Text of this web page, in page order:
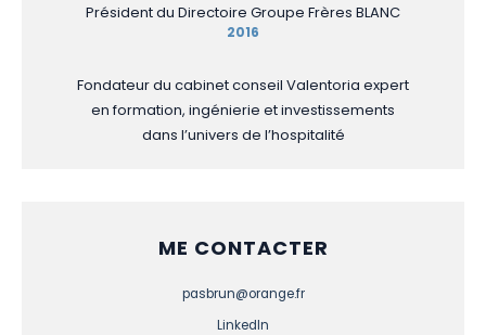
Président du Directoire Groupe Frères BLANC
2016
Fondateur du cabinet conseil Valentoria expert
en formation, ingénierie et investissements
dans l’univers de l’hospitalité
ME CONTACTER
pasbrun@orange.fr
LinkedIn